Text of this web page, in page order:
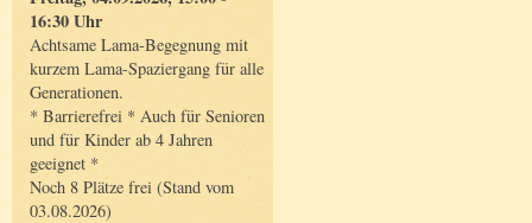
16:30 Uhr
Achtsame Lama-Begegnung mit
kurzem Lama-Spaziergang für alle
Generationen.
* Barrierefrei * Auch für Senioren
und für Kinder ab 4 Jahren
geeignet *
Noch 8 Plätze frei (Stand vom
03.08.2026)